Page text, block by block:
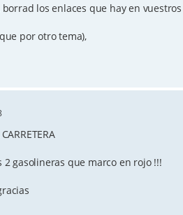
los enlaces que hay en
por otro tema),
gasolineras que marco en rojo !!!